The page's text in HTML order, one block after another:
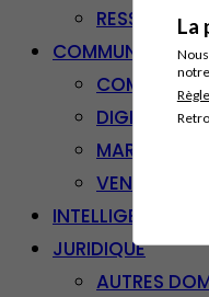
La
DIGITAL
MARKETING
VENTE –
INTELLIGENCE
JURIDIQUE
AUTRES